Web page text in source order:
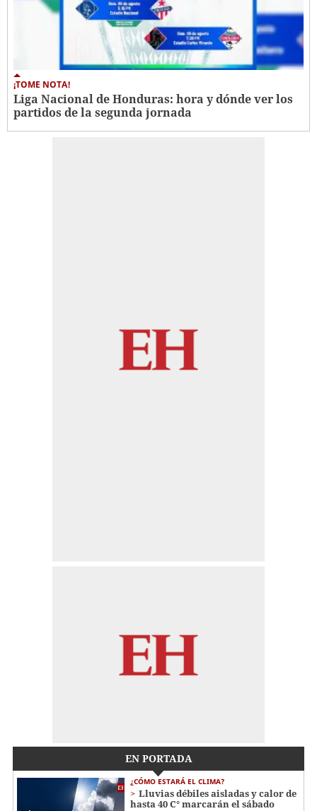
¡TOME NOTA!
Liga Nacional de Honduras: hora y dónde ver los
partidos de la segunda jornada
EN PORTADA
¿CÓMO ESTARÁ EL CLIMA?
Lluvias débiles aisladas y calor de
hasta 40 C° marcarán el sábado